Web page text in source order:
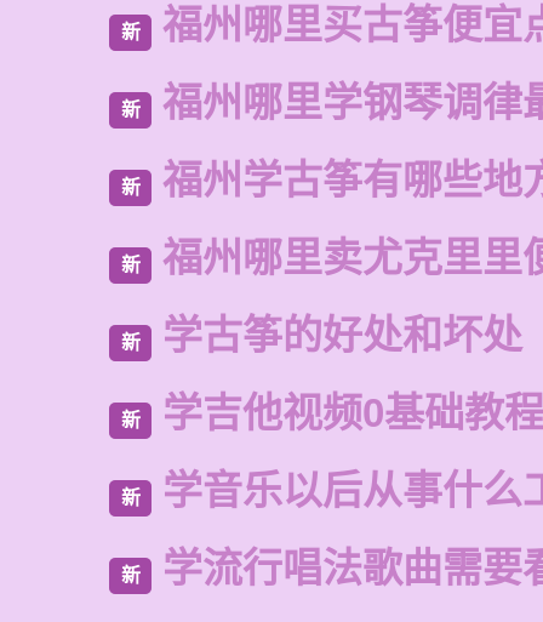
新 福州哪里买古筝便宜
新 福州哪里学钢琴调律
新 福州学古筝有哪些地
新 福州哪里卖尤克里里
新 学古筝的好处和坏处
新 学吉他视频0基础教
新 学音乐以后从事什么
新 学流行唱法歌曲需要